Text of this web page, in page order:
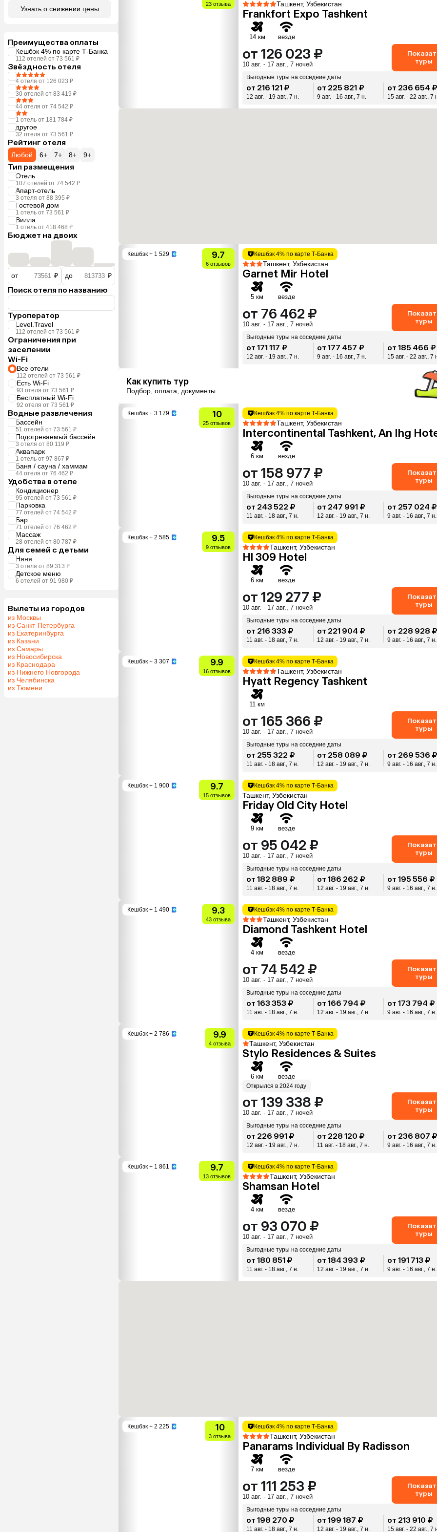
Узнать о снижении цены
Преимущества оплаты
Кешбэк 4% по карте Т-Банка
112 отелей от 73 561 ₽
Звёздность отеля
4 отеля от 126 023 ₽
30 отелей от 83 419 ₽
44 отеля от 74 542 ₽
1 отель от 181 784 ₽
другое
32 отеля от 73 561 ₽
Рейтинг отеля
Любой 6+ 7+ 8+ 9+
Тип размещения
Отель
107 отелей от 74 542 ₽
Апарт-отель
3 отеля от 88 395 ₽
Гостевой дом
1 отель от 73 561 ₽
Вилла
1 отель от 418 468 ₽
Бюджет на двоих
от ₽ до ₽
Поиск отеля по названию
Туроператор
Level.Travel
112 отелей от 73 561 ₽
Ограничения при
заселении
Wi-Fi
Все отели
112 отелей от 73 561 ₽
Есть Wi-Fi
93 отеля от 73 561 ₽
Бесплатный Wi-Fi
92 отеля от 73 561 ₽
Водные развлечения
Бассейн
51 отелей от 73 561 ₽
Подогреваемый бассейн
3 отеля от 80 119 ₽
Аквапарк
1 отель от 97 867 ₽
Баня / сауна / хаммам
44 отеля от 76 462 ₽
Удобства в отеле
Кондиционер
95 отелей от 73 561 ₽
Парковка
77 отелей от 74 542 ₽
Бар
71 отелей от 76 462 ₽
Массаж
28 отелей от 80 787 ₽
Для семей с детьми
Няня
3 отеля от 89 313 ₽
Детское меню
6 отелей от 91 980 ₽
Вылеты из городов
из Москвы
из Санкт-Петербурга
из Екатеринбурга
из Казани
из Самары
из Новосибирска
из Краснодара
из Нижнего Новгорода
из Челябинска
из Тюмени
23 отзыва Ташкент, Узбекистан
Frankfort Expo Tashkent
14 км везде
от 126 023 ₽
10 авг. - 17 авг., 7 ночей
туры
Выгодные туры на соседние даты
от 216 121 ₽
12 авг. - 19 авг., 7 н.
от 225 821 ₽
9 авг. - 16 авг., 7 н.
от 236 654
15 авг. - 22 авг., 7
Кешбэк + 1 529 9.7
6 отзывов
Кешбэк 4% по карте Т-Банка
Ташкент, Узбекистан
Garnet Mir Hotel
5 км везде
от 76 462 ₽
10 авг. - 17 авг., 7 ночей
туры
Выгодные туры на соседние даты
от 171 117 ₽
12 авг. - 19 авг., 7 н.
от 177 457 ₽
9 авг. - 16 авг., 7 н.
от 185 466 ₽
15 авг. - 22 авг., 7
Как купить тур
Подбор, оплата, документы
Кешбэк + 3 179 10
25 отзывов
Кешбэк 4% по карте Т-Банка
Ташкент, Узбекистан
Intercontinental Tashkent, An Ihg
6 км везде
от 158 977 ₽
10 авг. - 17 авг., 7 ночей
туры
Выгодные туры на соседние даты
от 243 522 ₽
11 авг. - 18 авг., 7 н.
от 247 991 ₽
12 авг. - 19 авг., 7 н.
от 257 024 ₽
9 авг. - 16 авг., 7 н.
Кешбэк + 2 585 9.5
9 отзывов
Кешбэк 4% по карте Т-Банка
Ташкент, Узбекистан
Hl 309 Hotel
6 км везде
от 129 277 ₽
10 авг. - 17 авг., 7 ночей
туры
Выгодные туры на соседние даты
от 216 333 ₽
11 авг. - 18 авг., 7 н.
от 221 904 ₽
12 авг. - 19 авг., 7 н.
от 228 928
9 авг. - 16 авг., 7 н.
Кешбэк + 3 307 9.9
16 отзывов
Кешбэк 4% по карте Т-Банка
Ташкент, Узбекистан
Hyatt Regency Tashkent
11 км
от 165 366 ₽
10 авг. - 17 авг., 7 ночей
туры
Выгодные туры на соседние даты
от 255 322 ₽
11 авг. - 18 авг., 7 н.
от 258 089 ₽
12 авг. - 19 авг., 7 н.
от 269 536
9 авг. - 16 авг., 7 н.
Кешбэк + 1 900 9.7
15 отзывов
Кешбэк 4% по карте Т-Банка
Ташкент, Узбекистан
Friday Old City Hotel
9 км везде
от 95 042 ₽
10 авг. - 17 авг., 7 ночей
туры
Выгодные туры на соседние даты
от 182 889 ₽
11 авг. - 18 авг., 7 н.
от 186 262 ₽
12 авг. - 19 авг., 7 н.
от 195 556 ₽
9 авг. - 16 авг., 7 н.
Кешбэк + 1 490 9.3
43 отзыва
Кешбэк 4% по карте Т-Банка
Ташкент, Узбекистан
Diamond Tashkent Hotel
4 км везде
от 74 542 ₽
10 авг. - 17 авг., 7 ночей
туры
Выгодные туры на соседние даты
от 163 353 ₽
11 авг. - 18 авг., 7 н.
от 166 794 ₽
12 авг. - 19 авг., 7 н.
от 173 794 ₽
9 авг. - 16 авг., 7 н.
Кешбэк + 2 786 9.9
4 отзыва
Кешбэк 4% по карте Т-Банка
Ташкент, Узбекистан
Stylo Residences & Suites
6 км везде
Открылся в 2024 году
от 139 338 ₽
10 авг. - 17 авг., 7 ночей
туры
Выгодные туры на соседние даты
от 226 991 ₽
12 авг. - 19 авг., 7 н.
от 228 120 ₽
11 авг. - 18 авг., 7 н.
от 236 807
9 авг. - 16 авг., 7 н.
Кешбэк + 1 861 9.7
13 отзывов
Кешбэк 4% по карте Т-Банка
Ташкент, Узбекистан
Shamsan Hotel
4 км везде
от 93 070 ₽
10 авг. - 17 авг., 7 ночей
туры
Выгодные туры на соседние даты
от 180 851 ₽
11 авг. - 18 авг., 7 н.
от 184 393 ₽
12 авг. - 19 авг., 7 н.
от 191 713 ₽
9 авг. - 16 авг., 7 н.
Кешбэк + 2 225 10
3 отзыва
Кешбэк 4% по карте Т-Банка
Ташкент, Узбекистан
Panarams Individual By Radisson
7 км везде
от 111 253 ₽
10 авг. - 17 авг., 7 ночей
туры
Выгодные туры на соседние даты
от 198 270 ₽
11 авг. - 18 авг., 7 н.
от 199 187 ₽
12 авг. - 19 авг., 7 н.
от 213 910 ₽
15 авг. - 22 авг., 7